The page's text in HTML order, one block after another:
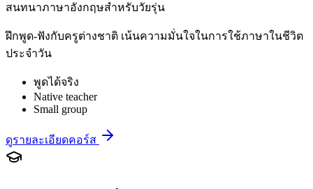
สนทนาภาษาอังกฤษสำหรับวัยรุ่น
ฝึกพูด-ฟังกับครูต่างชาติ เน้นความมั่นใจในการใช้ภาษาในชีวิต
ประจำวัน
พูดได้จริง
Native teacher
Small group
ดูรายละเอียดคอร์ส